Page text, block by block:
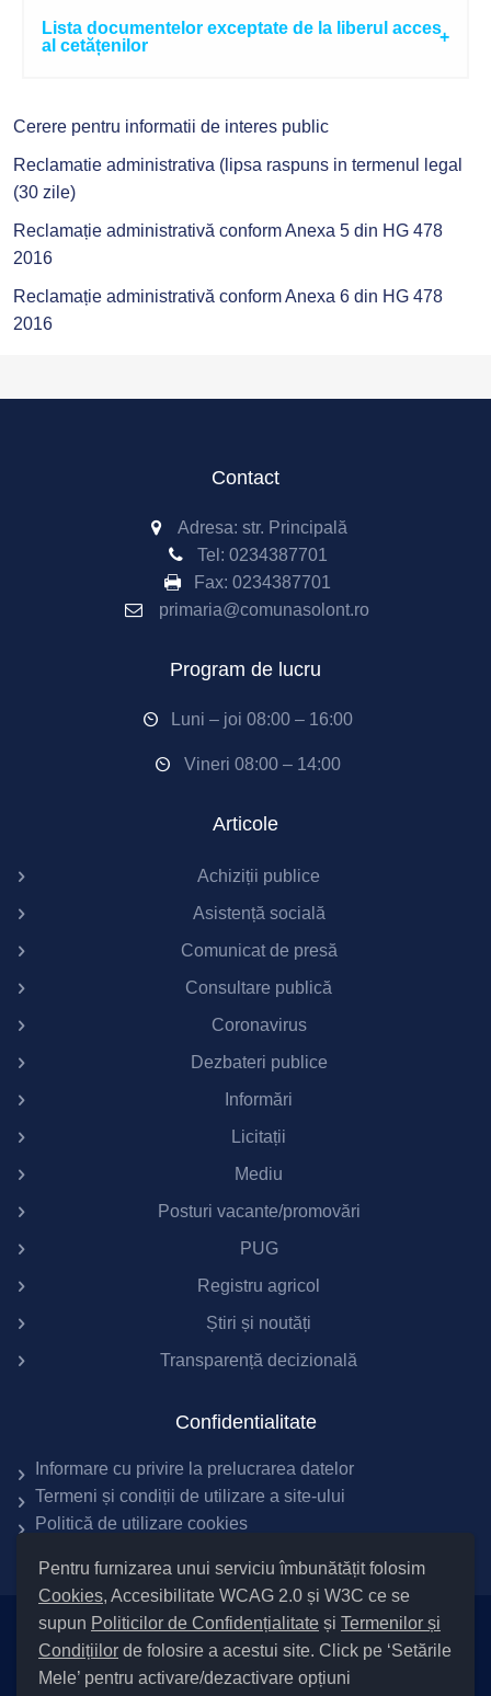
Pentru furnizarea unui serviciu îmbunătățit folosim
Cookies, Accesibilitate WCAG 2.0 și W3C ce se
supun Politicilor de Confidențialitate și Termenilor și
Condițiilor de folosire a acestui site. Click pe ‘Setările
Mele’ pentru activare/dezactivare opțiuni
Lista documentelor exceptate de la liberul acces
al cetățenilor
Cerere pentru informatii de interes public
Reclamatie administrativa (lipsa raspuns in termenul legal
(30 zile)
Reclamație administrativă conform Anexa 5 din HG 478
2016
Reclamație administrativă conform Anexa 6 din HG 478
2016
Contact
Adresa: str. Principală
Tel: 0234387701
Fax: 0234387701
primaria@comunasolont.ro
Program de lucru
Luni – joi 08:00 – 16:00
Vineri 08:00 – 14:00
Articole
Achiziții publice
Asistență socială
Comunicat de presă
Consultare publică
Coronavirus
Dezbateri publice
Informări
Licitații
Mediu
Posturi vacante/promovări
PUG
Registru agricol
Știri și noutăți
Transparență decizională
Confidentialitate
Informare cu privire la prelucrarea datelor
Termeni și condiții de utilizare a site-ului
Politică de utilizare cookies
Setări Cookies și Accesibilitate
Informare cu privire la prelucrarea datelor|
Politică de utilizare